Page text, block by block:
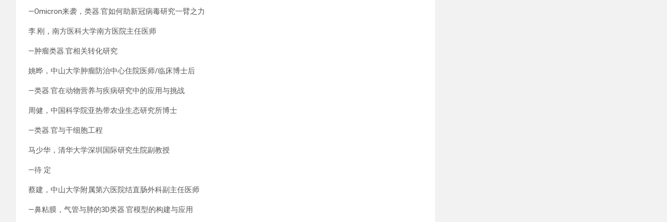
—Omicron来袭，类器.官如何助新冠病毒研究一臂之力
李.刚，南方医科大学南方医院主任医师
—肿瘤类器.官相关转化研究
姚晔，中山大学肿瘤防治中心住院医师/临床博士后
—类器.官在动物营养与疾病研究中的应用与挑战
周健，中国科学院亚热带农业生态研究所博士
—类器.官与干细胞工程
马少华，清华大学深圳国际研究生院副教授
—待 定
蔡建，中山大学附属第六医院结直肠外科副主任医师
—鼻粘膜，气管与肺的3D类器.官模型的构建与应用